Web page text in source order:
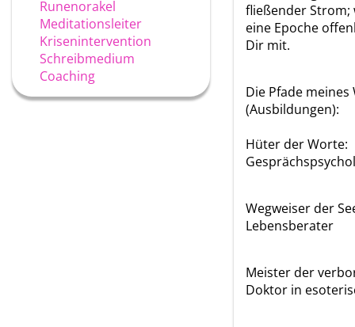
Runenorakel
Meditationsleiter
Krisenintervention
Schreibmedium
Coaching
fließender Strom;
eine Epoche
Dir mit.
Die Pfade meines
(Ausbildungen):
Hüter der Worte:
Wegweiser der
Lebensberater
Meister der
Doktor in